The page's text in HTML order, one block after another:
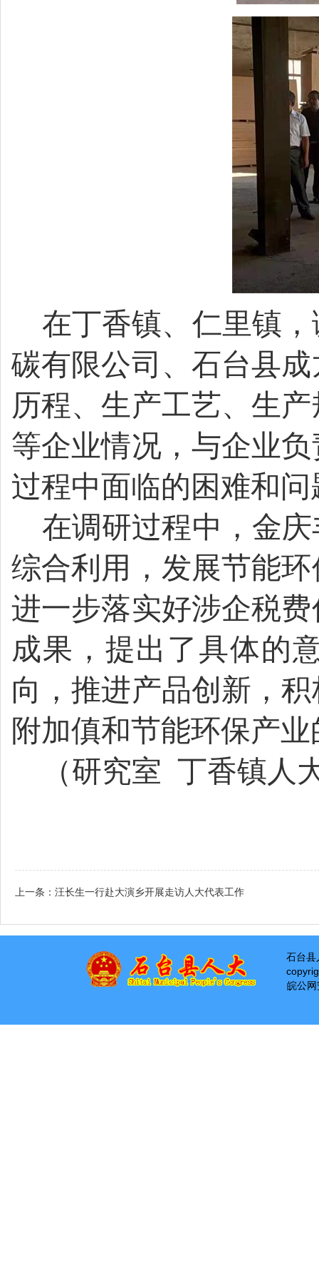
在丁香镇、仁里镇
碳有限公司、石台县
历程、生产工艺、生
等企业情况，与企业
过程中面临的困难和问
在调研过程中，金
综合利用，发展节能
进一步落实好涉企税
成果，提出了具体的
向，推进产品创新，
附加傎和节能环保产
（研究室 丁香镇人
上一条： 汪长生一行赴大演乡开展走访人大代表工作
石台县
皖公